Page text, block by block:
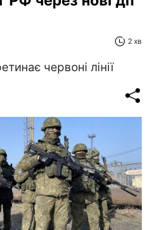
2 хв
червоні лінії